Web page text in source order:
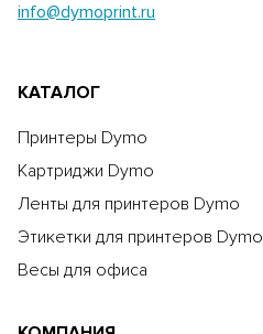
info@dymoprint.ru
КАТАЛОГ
Принтеры Dymo
Картриджи Dymo
Ленты для принтеров Dymo
Этикетки для принтеров Dymo
Весы для офиса